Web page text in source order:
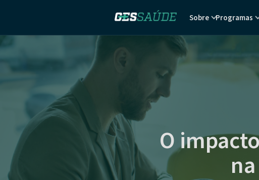
Sobre Programas
O